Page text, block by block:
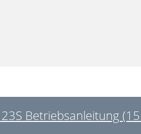
23S Betriebsanleitung